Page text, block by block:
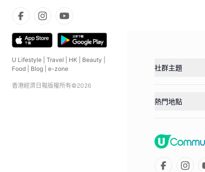
U Lifestyle Travel HK Beauty
Food
Blog e-zone
香港經濟日報版權所有©2026
社群主題
熱門地點